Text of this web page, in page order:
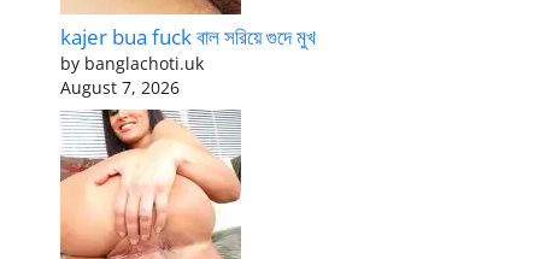
kajer bua fuck বাল সরিয়ে গুদে মুখ
by banglachoti.uk
August 7, 2026